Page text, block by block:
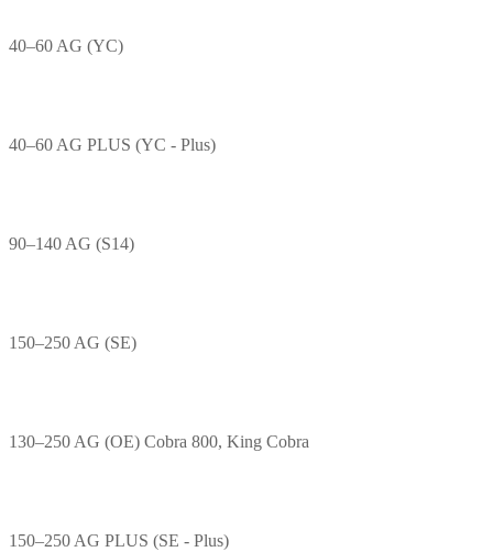
40–60 AG (YC)
40–60 AG PLUS (YC - Plus)
90–140 AG (S14)
150–250 AG (SE)
130–250 AG (OE) Cobra 800, King Cobra
150–250 AG PLUS (SE - Plus)